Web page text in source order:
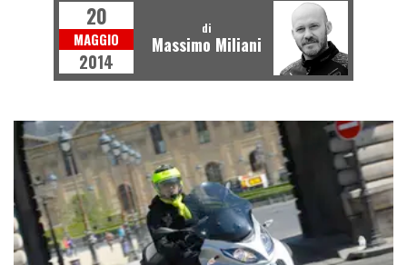
20
MAGGIO
2014
di
Massimo Miliani